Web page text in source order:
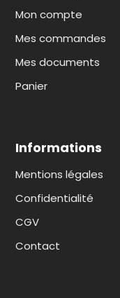
Mon compte
Mes commandes
Mes documents
Panier
Informations
Mentions légales
Confidentialité
CGV
Contact